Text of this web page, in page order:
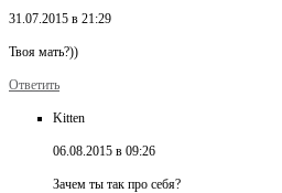
31.07.2015 в 21:29
Твоя мать?))
Ответить
Kitten
06.08.2015 в 09:26
Зачем ты так про себя?